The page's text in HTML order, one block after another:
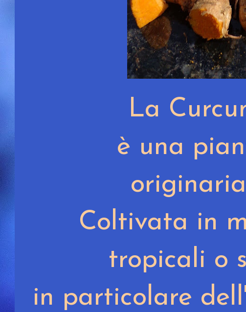
La
è una
Coltivata in
tropicali o
in particolare